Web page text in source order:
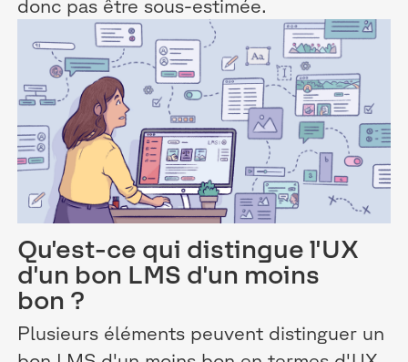
donc pas être sous-estimée.
Qu'est-ce qui distingue l'UX
d'un bon LMS d'un moins
bon ?
Plusieurs éléments peuvent distinguer un